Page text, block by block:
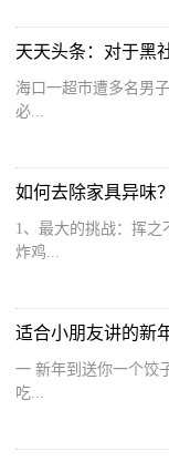
海口一超市遭多名男
必...
如何去除家具异味
1、最大的挑战：挥之
炸鸡...
适合小朋友讲的新
一 新年到送你一个饺子：平安皮儿包着如意馅儿，用真情煮熟，
吃...